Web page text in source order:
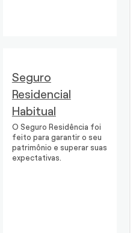
Seguro
Residencial
Habitual
O Seguro Residência foi
feito para garantir o seu
patrimônio e superar suas
expectativas.